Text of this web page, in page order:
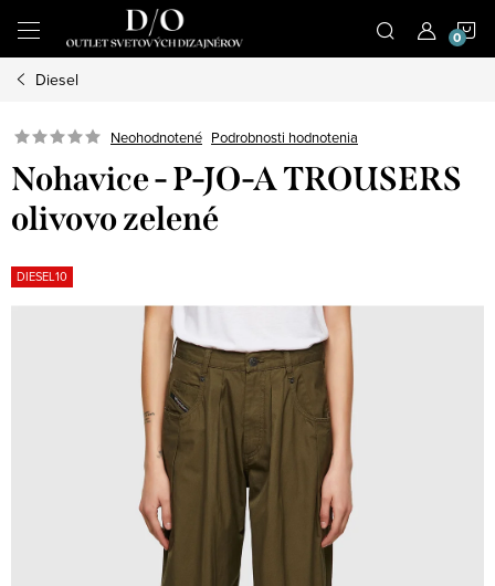
obsah
Diesel
Neohodnotené Podrobnosti hodnotenia
Nohavice - P-JO-A TROUSERS
olivovo zelené
DIESEL10